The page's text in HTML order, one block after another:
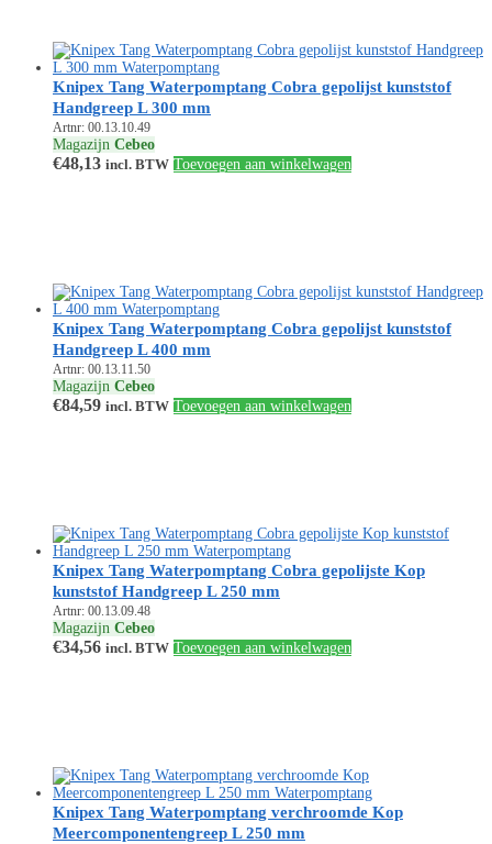
Knipex Tang Waterpomptang Cobra gepolijst kunststof
Handgreep L 300 mm
Artnr: 00.13.10.49
Magazijn Cebeo
€48,13 incl. BTW Toevoegen aan winkelwagen
Knipex Tang Waterpomptang Cobra gepolijst kunststof
Handgreep L 400 mm
Artnr: 00.13.11.50
Magazijn Cebeo
€84,59 incl. BTW Toevoegen aan winkelwagen
Knipex Tang Waterpomptang Cobra gepolijste Kop
kunststof Handgreep L 250 mm
Artnr: 00.13.09.48
Magazijn Cebeo
€34,56 incl. BTW Toevoegen aan winkelwagen
Knipex Tang Waterpomptang verchroomde Kop
Meercomponentengreep L 250 mm